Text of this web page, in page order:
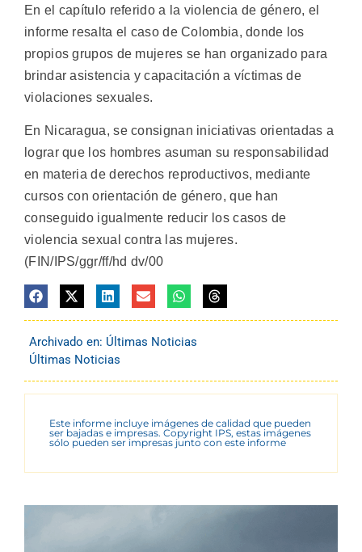
En el capítulo referido a la violencia de género, el
informe resalta el caso de Colombia, donde los
propios grupos de mujeres se han organizado para
brindar asistencia y capacitación a víctimas de
violaciones sexuales.
En Nicaragua, se consignan iniciativas orientadas a
lograr que los hombres asuman su responsabilidad
en materia de derechos reproductivos, mediante
cursos con orientación de género, que han
conseguido igualmente reducir los casos de
violencia sexual contra las mujeres.
(FIN/IPS/ggr/ff/hd dv/00
Archivado en: Últimas Noticias
Últimas Noticias
Este informe incluye imágenes de calidad que pueden
ser bajadas e impresas. Copyright IPS, estas imágenes
sólo pueden ser impresas junto con este informe